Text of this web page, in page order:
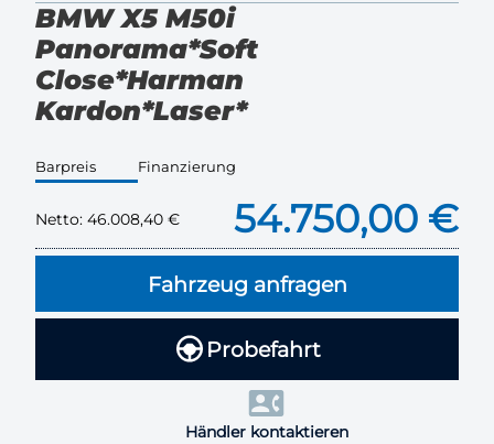
BMW X5 M50i
Panorama*Soft
Close*Harman
Kardon*Laser*
Barpreis Finanzierung
Netto: 46.008,40 € 54.750,00 €
Fahrzeug anfragen
Probefahrt
Händler kontaktieren